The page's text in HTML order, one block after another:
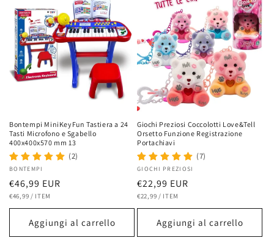
Bontempi MiniKeyFun Tastiera a 24
Tasti Microfono e Sgabello
400x400x570 mm 13
(2)
Fornitore:
BONTEMPI
Prezzo
di
listino
€46,99 EUR
PREZZO
€46,99 / PER
ITEM
Aggiungi al carrello
Giochi Preziosi Coccolotti Love&Tell
Orsetto Funzione Registrazione
Portachiavi
(7)
Fornitore:
GIOCHI PREZIOSI
Prezzo
di
listino
€22,99 EUR
PREZZO
€22,99 / PER
ITEM
Aggiungi al carrello